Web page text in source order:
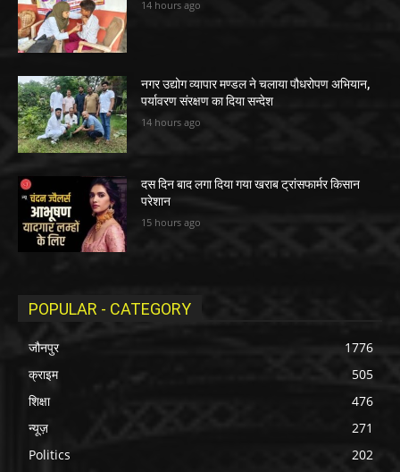
14 hours ago
नगर उद्योग व्यापार मण्डल ने चलाया पौधरोपण अभियान,
पर्यावरण संरक्षण का दिया सन्देश
14 hours ago
दस दिन बाद लगा दिया गया खराब ट्रांसफार्मर किसान
परेशान
15 hours ago
POPULAR - CATEGORY
जौनपुर
1776
क्राइम
505
शिक्षा
476
न्यूज़
271
Politics
202